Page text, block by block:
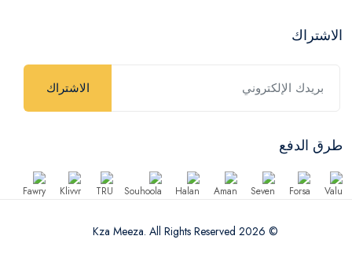
الاشتراك
الاشتراك
طرق الدفع
© 2026 Kza Meeza. All Rights Reserved